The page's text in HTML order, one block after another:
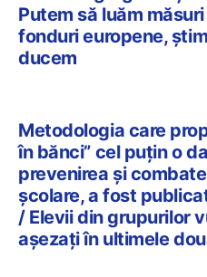
Putem să luăm
fonduri europene,
ducem
Metodologia care
în bănci” cel puțin o
prevenirea şi
şcolare, a fost
/ Elevii din grupurilor
așezați în ultimele